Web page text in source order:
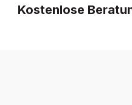
Kostenlose